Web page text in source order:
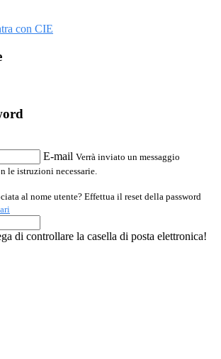
con CIE
E-mail Verrà inviato un messaggio
le istruzioni necessarie.
al nome utente? Effettua il reset della password
di controllare la casella di posta elettronica!